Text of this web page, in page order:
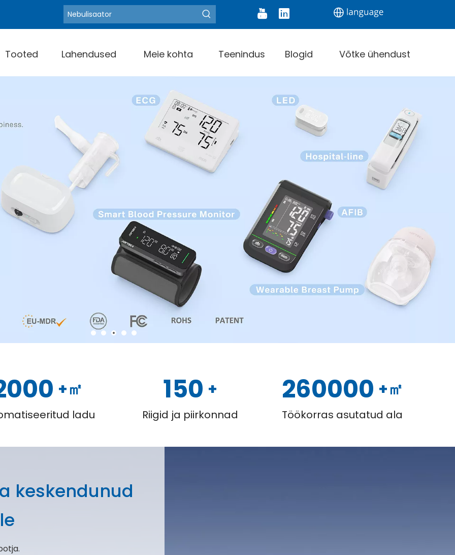
Kuumad märksõnad: Blood Pressure Monitor Digital Thermometer Infrared
Tooted Lahendused Meie kohta Teenindus Blogid Võtke ühendust
+㎡
ladu
150 +
Riigid ja piirkonnad
260000 +㎡
Töökorras asutatud ala
keskendunud